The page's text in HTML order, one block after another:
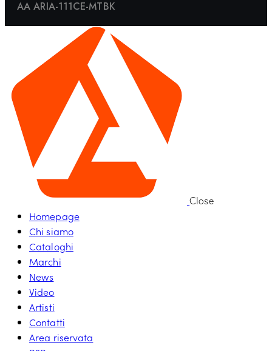
AA ARIA-111CE-MTBK
Close
Homepage
Chi siamo
Cataloghi
Marchi
News
Video
Artisti
Contatti
Area riservata